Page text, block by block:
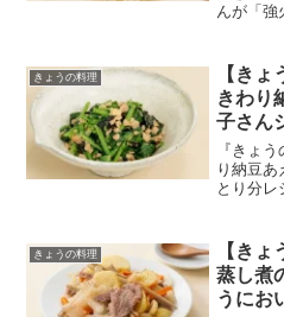
んが「強
ぜて炊
飯、炊
ー香る
2025年
きょうの料理
【き
きわり
子さん
2026年
『きょ
り納豆あ
とり分レ
ビタミ
豆をあ
草を包
でもご飯
の健康」
2026年4
きょうの料理
【き
蒸し煮
うにお